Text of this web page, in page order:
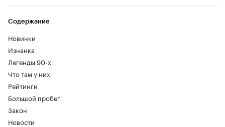
Содержание
Новинки
Изнанка
Легенды 90-х
Что там у них
Рейтинги
Большой пробег
Закон
Новости